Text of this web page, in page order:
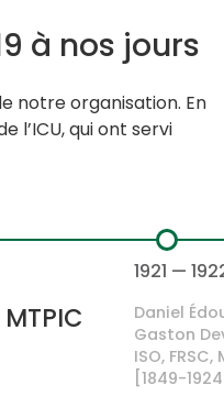
à nos jours
notre organisation. En
l’ICU, qui ont servi
1921 —
Daniel
Gaston
ISO, FRSC,
[1849-